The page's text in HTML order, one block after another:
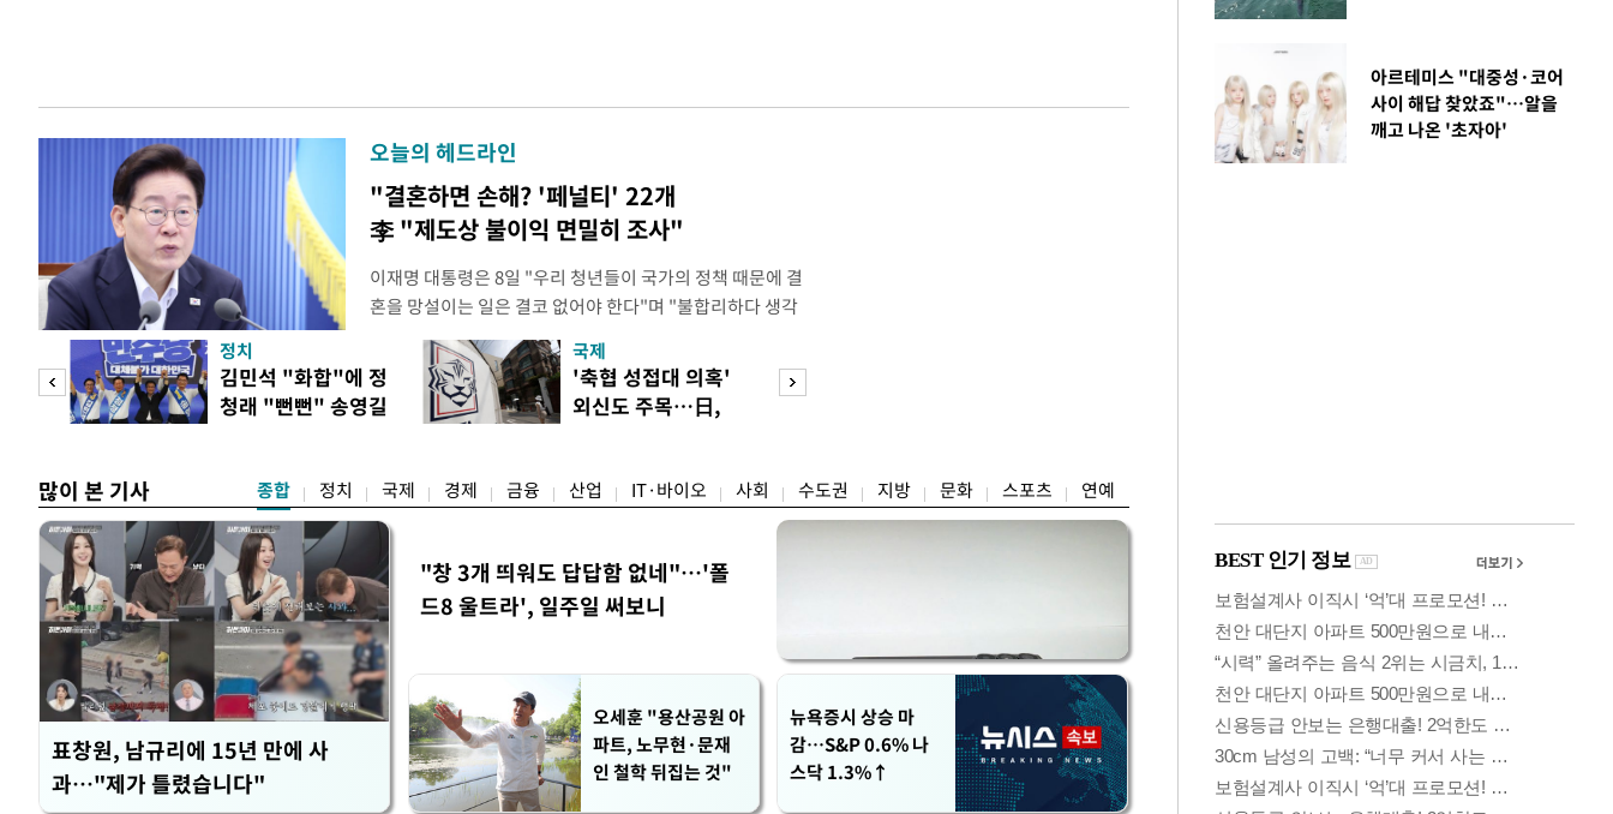
오늘의 헤드라인
"결혼하면 손해? '페널티' 22개
李 "제도상 불이익 면밀히 조사"
이재명 대통령은 8일 "우리 청년들이 국가의 정책 때문에 결
혼을 망설이는 일은 결코 없어야 한다"며 "불합리하다 생각
하는 제도가 있을 경우 편하게 말씀해주시면 좋겠다"고 했
다. 이 대통령은 이날 오후 X(옛 트위터)에 '청년들의 목소리
로 찾은 결혼 페널티 22개' 자료를 공유하며 이같이 적었다.
이 대통령은 "결혼으로 인해 겪을 수 있는 제도
정치
김민석 "화합"에 정
청래 "뻔뻔" 송영길
국제
'축협 성접대 의혹'
외신도 주목…日,
많이 본 기사 종합 정치 국제 경제 금융 산업 IT·바이오 사회 수도권 지방 문화 스포츠 연예
표창원, 남규리에 15년 만에 사
과…"제가 틀렸습니다"
"창 3개 띄워도 답답함 없네"…'폴
드8 울트라', 일주일 써보니
오세훈 "용산공원 아
파트, 노무현·문재
인 철학 뒤집는 것"
뉴욕증시 상승 마
감…S&P 0.6% 나
스닥 1.3%↑
아르테미스 "대중성·코어
사이 해답 찾았죠"…알을
깨고 나온 '초자아'